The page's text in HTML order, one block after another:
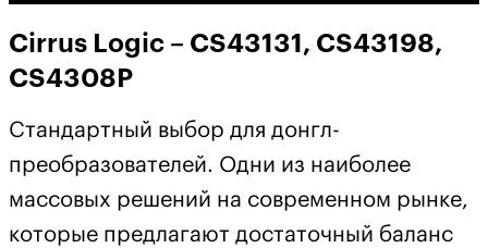
Cirrus Logic – CS43131, CS43198,
CS4308P
Стандартный выбор для донгл-
преобразователей. Одни из наиболее
массовых решений на современном рынке,
которые предлагают достаточный баланс